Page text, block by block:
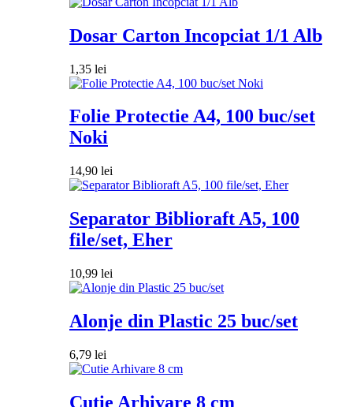
Dosar Carton Incopciat 1/1 Alb
1,35 lei
Folie Protectie A4, 100 buc/set
Noki
14,90 lei
Separator Biblioraft A5, 100
file/set, Eher
10,99 lei
Alonje din Plastic 25 buc/set
6,79 lei
Cutie Arhivare 8 cm